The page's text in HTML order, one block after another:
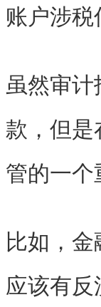
账户涉税
虽然审计
款，但是
管的一个
比如，
应该有